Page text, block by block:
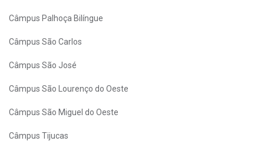
Câmpus Palhoça Bilíngue
Câmpus São Carlos
Câmpus São José
Câmpus São Lourenço do Oeste
Câmpus São Miguel do Oeste
Câmpus Tijucas